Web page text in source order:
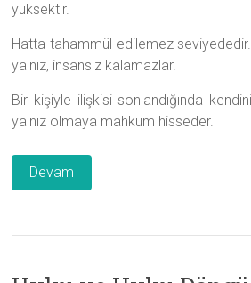
yüksektir.
Hatta tahammül edilemez
yalnız, insansız kalamazlar.
Bir kişiyle ilişkisi sonlandığında
yalnız olmaya mahkum hisseder.
Devam